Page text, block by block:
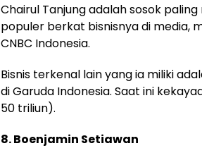
Chairul Tanjung adalah sosok
populer berkat bisnisnya di media,
CNBC Indonesia.
Bisnis terkenal lain yang ia miliki
di Garuda Indonesia. Saat ini
50 triliun).
8. Boenjamin Setiawan